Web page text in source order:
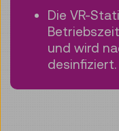
Die VR-
und wird
desinfiziert.